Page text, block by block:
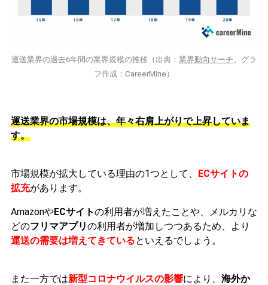
運送業界の過去6年間の業界規模の推移（出典： 業界動向サーチ 、グラ
フ作成：CareerMine）
運送業界の市場規模は、年々右肩上がりで上昇していま
す。
市場規模が拡大している理由の1つとして、 ECサイトの
拡充があります。
AmazonやECサイトの利用者が増えたことや、メルカリな
どのフリマアプリの利用者が増加しつつあるため、より
運送の需要は増えてきているといえるでしょう。
また一方では新型コロナウイルスの影響により、 海外か